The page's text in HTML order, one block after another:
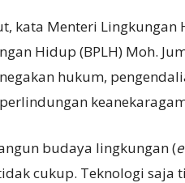
kata Menteri Lingkungan
Hidup (BPLH) Moh.
hukum,
budaya lingkungan (
cukup. Teknologi saja